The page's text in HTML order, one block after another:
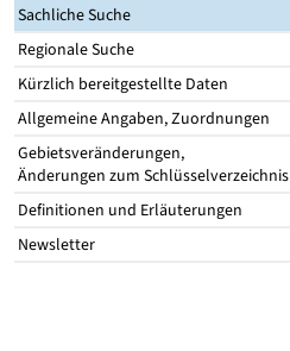
Sachliche Suche
Regionale Suche
Kürzlich bereitgestellte Daten
Allgemeine Angaben, Zuordnungen
Gebietsveränderungen,
Änderungen zum Schlüsselverzeichnis
Definitionen und Erläuterungen
Newsletter